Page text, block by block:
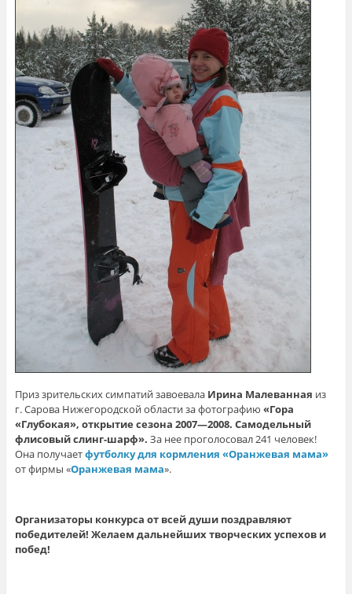
Приз зрительских симпатий завоевала Ирина Малеванная из
г. Сарова Нижегородской области за фотографию «Гора
«Глубокая», открытие сезона 2007—2008. Самодельный
флисовый слинг-шарф». За нее проголосовал 241 человек!
Она получаетфутболку для кормления «Оранжевая мама»
от фирмы «Оранжевая мама».
Организаторы конкурса от всей души поздравляют
победителей! Желаем дальнейших творческих успехов и
побед!